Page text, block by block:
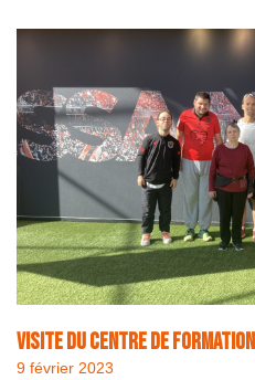
Visite du centre de formation
9 février 2023